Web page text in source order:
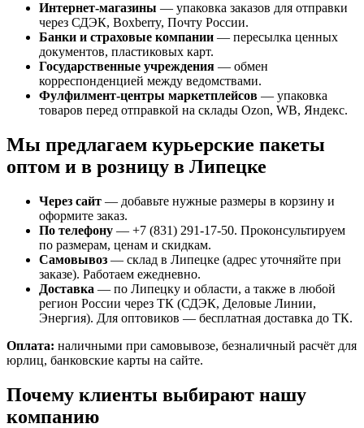
Интернет-магазины — упаковка заказов для отправки
через СДЭК, Boxberry, Почту России.
Банки и страховые компании — пересылка ценных
документов, пластиковых карт.
Государственные учреждения — обмен
корреспонденцией между ведомствами.
Фулфилмент-центры маркетплейсов — упаковка
товаров перед отправкой на склады Ozon, WB, Яндекс.
Мы предлагаем курьерские пакеты
оптом и в розницу в Липецке
Через сайт — добавьте нужные размеры в корзину и
оформите заказ.
По телефону — +7 (831) 291-17-50. Проконсультируем
по размерам, ценам и скидкам.
Самовывоз — склад в Липецке (адрес уточняйте при
заказе). Работаем ежедневно.
Доставка — по Липецку и области, а также в любой
регион России через ТК (СДЭК, Деловые Линии,
Энергия). Для оптовиков — бесплатная доставка до ТК.
Оплата: наличными при самовывозе, безналичный расчёт для
юрлиц, банковские карты на сайте.
Почему клиенты выбирают нашу
компанию